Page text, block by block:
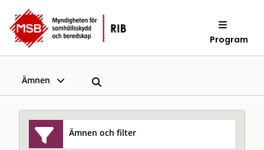
Program
Ämnen
Ämnen och filter